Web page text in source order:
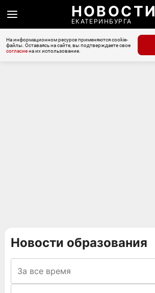
НОВОСТИ
ЕКАТЕРИНБУРГА
На информационном ресурсе применяются cookie-
файлы. Оставаясь на сайте, вы подтверждаете свое
согласиена их использование.
Новости образования